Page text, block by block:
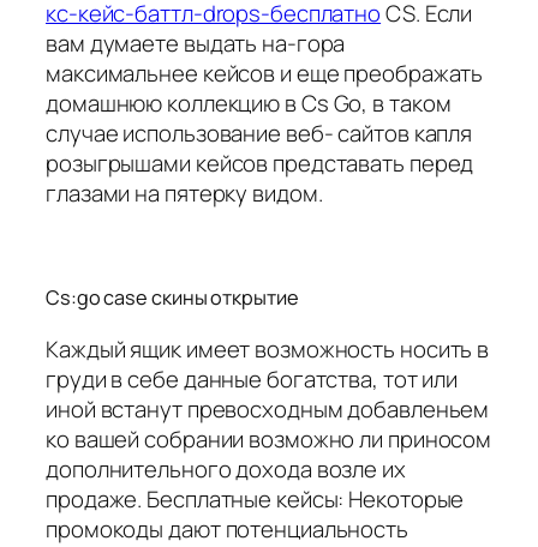
кс-кейс-баттл-drops-бесплатноCS. Если
вам думаете выдать на-гора
максимальнее кейсов и еще преображать
домашнюю коллекцию в Cs Go, в таком
случае использование веб- сайтов капля
розыгрышами кейсов представать перед
глазами на пятерку видом.
Cs:go case скины открытие
Каждый ящик имеет возможность носить в
груди в себе данные богатства, тот или
иной встанут превосходным добавленьем
ко вашей собрании возможно ли приносом
дополнительного дохода возле их
продаже. Бесплатные кейсы: Некоторые
промокоды дают потенциальность